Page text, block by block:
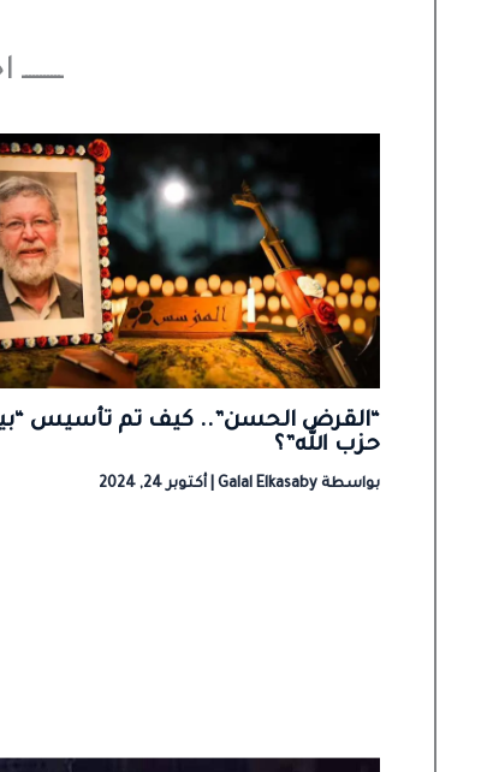
“القرض الحسن”.. كيف تم تأسيس
حزب الله”؟
بواسطة Galal Elkasaby أكتوبر 24, 2024